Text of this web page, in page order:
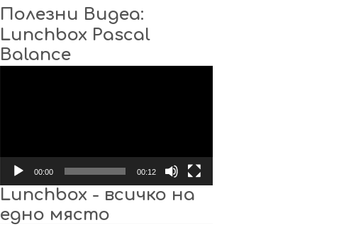
Полезни Видеа:
Lunchbox Pascal
Balance
00:00 00:12
Lunchbox - всичко на
едно място